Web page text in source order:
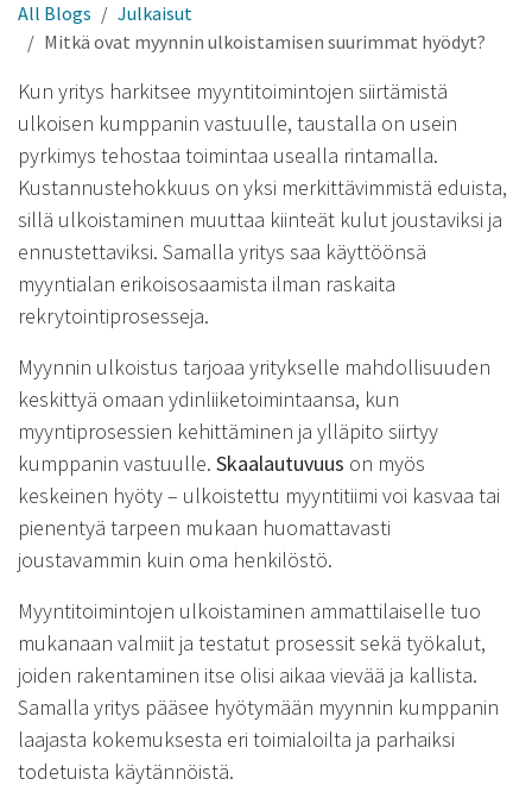
All Blogs
Julkaisut
Mitkä ovat myynnin ulkoistamisen suurimmat hyödyt?
Kun yritys harkitsee myyntitoimintojen siirtämistä
ulkoisen kumppanin vastuulle, taustalla on usein
pyrkimys tehostaa toimintaa usealla rintamalla.
Kustannustehokkuus on yksi merkittävimmistä eduista,
sillä ulkoistaminen muuttaa kiinteät kulut joustaviksi ja
ennustettaviksi. Samalla yritys saa käyttöönsä
myyntialan erikoisosaamista ilman raskaita
rekrytointiprosesseja.
Myynnin ulkoistus tarjoaa yritykselle mahdollisuuden
keskittyä omaan ydinliiketoimintaansa, kun
myyntiprosessien kehittäminen ja ylläpito siirtyy
kumppanin vastuulle. Skaalautuvuus on myös
keskeinen hyöty – ulkoistettu myyntitiimi voi kasvaa tai
pienentyä tarpeen mukaan huomattavasti
joustavammin kuin oma henkilöstö.
Myyntitoimintojen ulkoistaminen ammattilaiselle tuo
mukanaan valmiit ja testatut prosessit sekä työkalut,
joiden rakentaminen itse olisi aikaa vievää ja kallista.
Samalla yritys pääsee hyötymään myynnin kumppanin
laajasta kokemuksesta eri toimialoilta ja parhaiksi
todetuista käytännöistä.